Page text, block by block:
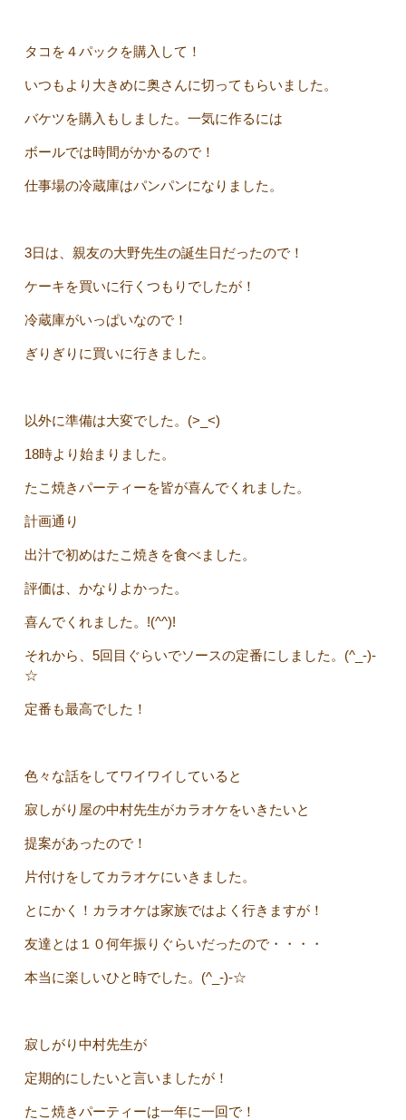
タコを４パックを購入して！
いつもより大きめに奥さんに切ってもらいました。
バケツを購入もしました。一気に作るには
ボールでは時間がかかるので！
仕事場の冷蔵庫はパンパンになりました。
3日は、親友の大野先生の誕生日だったので！
ケーキを買いに行くつもりでしたが！
冷蔵庫がいっぱいなので！
ぎりぎりに買いに行きました。
以外に準備は大変でした。(>_<)
18時より始まりました。
たこ焼きパーティーを皆が喜んでくれました。
計画通り
出汁で初めはたこ焼きを食べました。
評価は、かなりよかった。
喜んでくれました。!(^^)!
それから、5回目ぐらいでソースの定番にしました。(^_-)-
☆
定番も最高でした！
色々な話をしてワイワイしていると
寂しがり屋の中村先生がカラオケをいきたいと
提案があったので！
片付けをしてカラオケにいきました。
とにかく！カラオケは家族ではよく行きますが！
友達とは１０何年振りぐらいだったので・・・・
本当に楽しいひと時でした。(^_-)-☆
寂しがり中村先生が
定期的にしたいと言いましたが！
たこ焼きパーティーは一年に一回で！